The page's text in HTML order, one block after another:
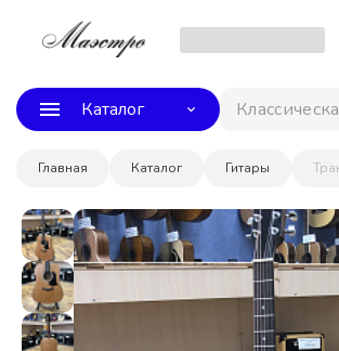
Каталог
Главная Каталог Гитары